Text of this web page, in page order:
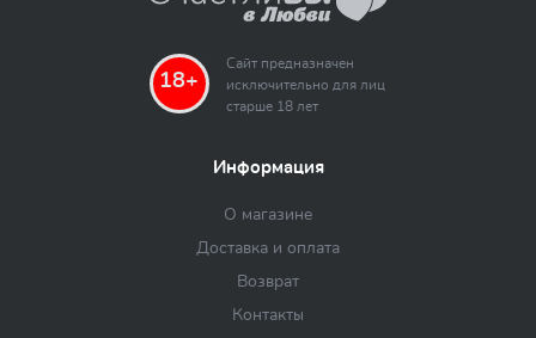
18+
Сайт предназначен
исключительно для лиц
старше 18 лет
Информация
О магазине
Доставка и оплата
Возврат
Контакты